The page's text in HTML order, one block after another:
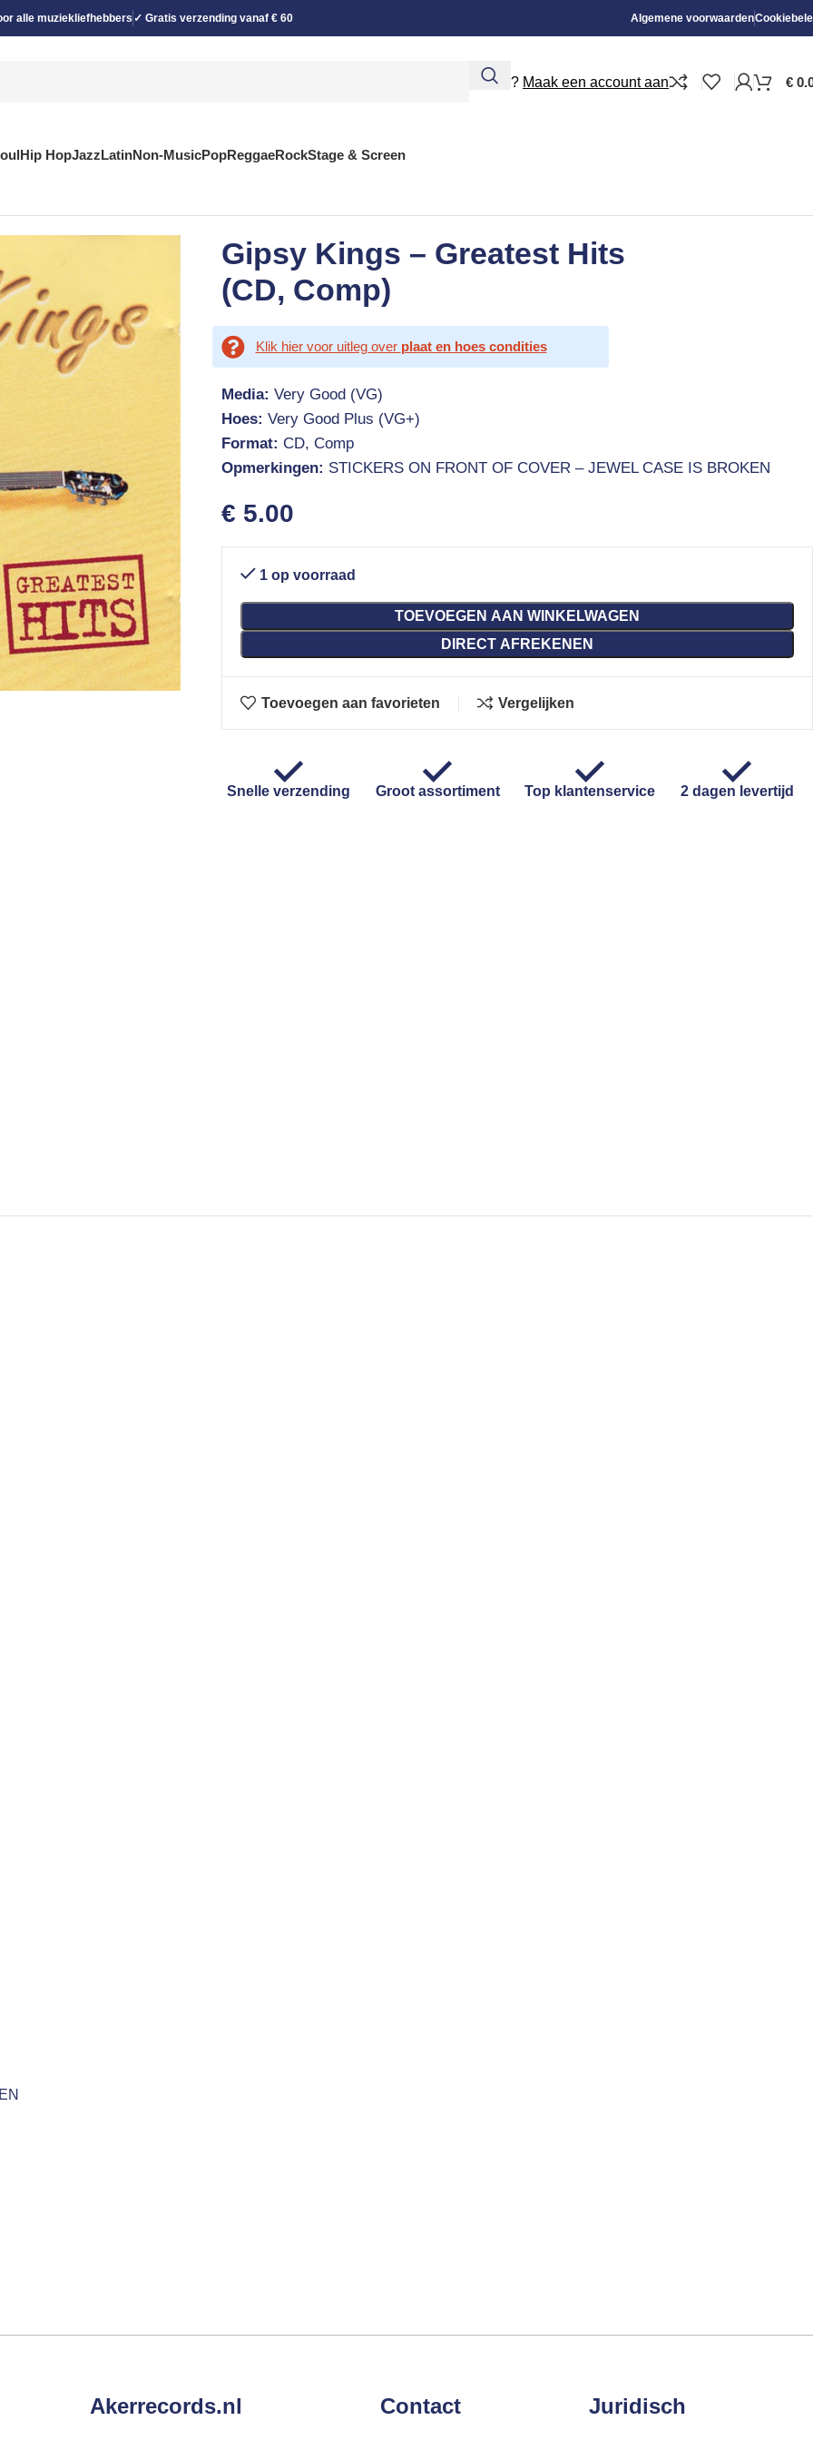
alle muziekliefhebbers ✓ Gratis verzending vanaf € 60 Algemene voorwaarden
Nieuw? Maak een account aan €
Hip HopJazzLatinNon-MusicPopReggaeRockStage & Screen
Gipsy Kings – Greatest Hits
(CD, Comp)
Klik hier voor uitleg over plaat en hoes condities
Media: Very Good (VG)
Hoes: Very Good Plus (VG+)
Format: CD, Comp
Opmerkingen: STICKERS ON FRONT OF COVER – JEWEL CASE IS BROKEN
€ 5.00
1 op voorraad
TOEVOEGEN AAN WINKELWAGEN
DIRECT AFREKENEN
Toevoegen aan favorieten Vergelijken
Snelle verzending Groot assortiment Top klantenservice 2 dagen levertijd
Akerrecords.nl Contact Juridisch